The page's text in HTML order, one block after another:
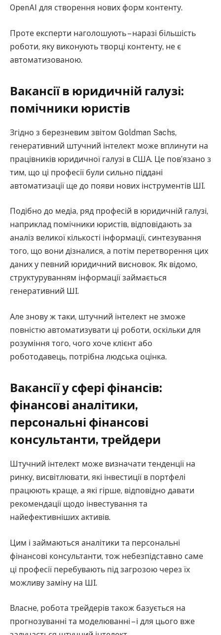
OpenAI для створення нових форм контенту.
Проте експерти наголошують – наразі більшість
роботи, яку виконують творці контенту, не є
автоматизованою.
Вакансії в юридичній галузі:
помічники юристів
Згідно з березневим звітом Goldman Sachs,
генеративний штучний інтелект може вплинути на
працівників юридичної галузі в США. Це пов’язано з
тим, що ці професії були сильно піддані
автоматизації ще до появи нових інструментів ШІ.
Подібно до медіа, ряд професій в юридичній галузі,
наприклад помічники юристів, відповідають за
аналіз великої кількості інформації, синтезування
того, що вони дізналися, а потім перетворення цих
даних у певний юридичний висновок. Як відомо,
структуруванням інформації займається
генеративний ШІ.
Але знову ж таки, штучний інтелект не зможе
повністю автоматизувати ці роботи, оскільки для
розуміння того, чого хоче клієнт або
роботодавець, потрібна людська оцінка.
Вакансії у сфері фінансів:
фінансові аналітики,
персональні фінансові
консультанти, трейдери
Штучний інтелект може визначати тенденції на
ринку, висвітлювати, які інвестиції в портфелі
працюють краще, а які гірше, відповідно давати
рекомендації щодо інвестування та
найефективніших активів.
Цим і займаються аналітики та персональні
фінансові консультанти, тож небезпідставно саме
ці професії перебувають під загрозою через їх
можливу заміну на ШІ.
Власне, робота трейдерів також базується на
прогнозуванні та моделюванні – і для цього вже